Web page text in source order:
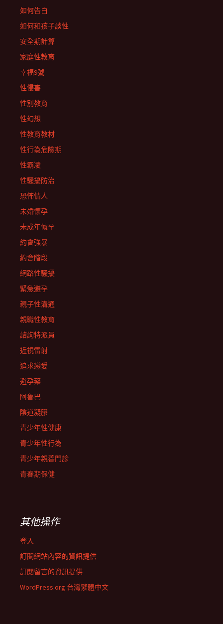
如何告白
如何和孩子談性
安全期計算
家庭性教育
幸福9號
性侵害
性別教育
性幻想
性教育教材
性行為危險期
性霸凌
性騷擾防治
恐怖情人
未婚懷孕
未成年懷孕
約會強暴
約會階段
網路性騷擾
緊急避孕
親子性溝通
親職性教育
諮詢特派員
近視雷射
追求戀愛
避孕藥
阿魯巴
陰道凝膠
青少年性健康
青少年性行為
青少年親善門診
青春期保健
其他操作
登入
訂閱網站內容的資訊提供
訂閱留言的資訊提供
WordPress.org 台灣繁體中文